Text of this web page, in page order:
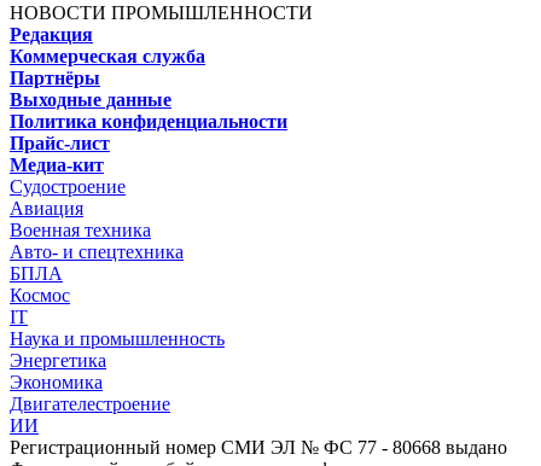
НОВОСТИ ПРОМЫШЛЕННОСТИ
Редакция
Коммерческая служба
Партнёры
Выходные данные
Политика конфиденциальности
Прайс-лист
Медиа-кит
Судостроение
Авиация
Военная техника
Авто- и спецтехника
БПЛА
Космос
IT
Наука и промышленность
Энергетика
Экономика
Двигателестроение
ИИ
Регистрационный номер СМИ ЭЛ № ФС 77 - 80668 выдано